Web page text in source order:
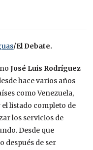
/El Debate.
José Luis Rodríguez
hace varios años
como Venezuela,
el listado completo de
los servicios de
Desde que
después de ser